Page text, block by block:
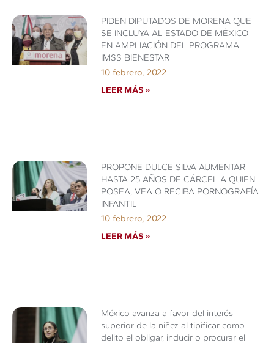
PIDEN DIPUTADOS DE MORENA QUE
SE INCLUYA AL ESTADO DE MÉXICO
EN AMPLIACIÓN DEL PROGRAMA
IMSS BIENESTAR
10 febrero, 2022
LEER MÁS »
PROPONE DULCE SILVA AUMENTAR
HASTA 25 AÑOS DE CÁRCEL A QUIEN
POSEA, VEA O RECIBA PORNOGRAFÍA
INFANTIL
10 febrero, 2022
LEER MÁS »
México avanza a favor del interés
superior de la niñez al tipificar como
delito el obligar, inducir o procurar el